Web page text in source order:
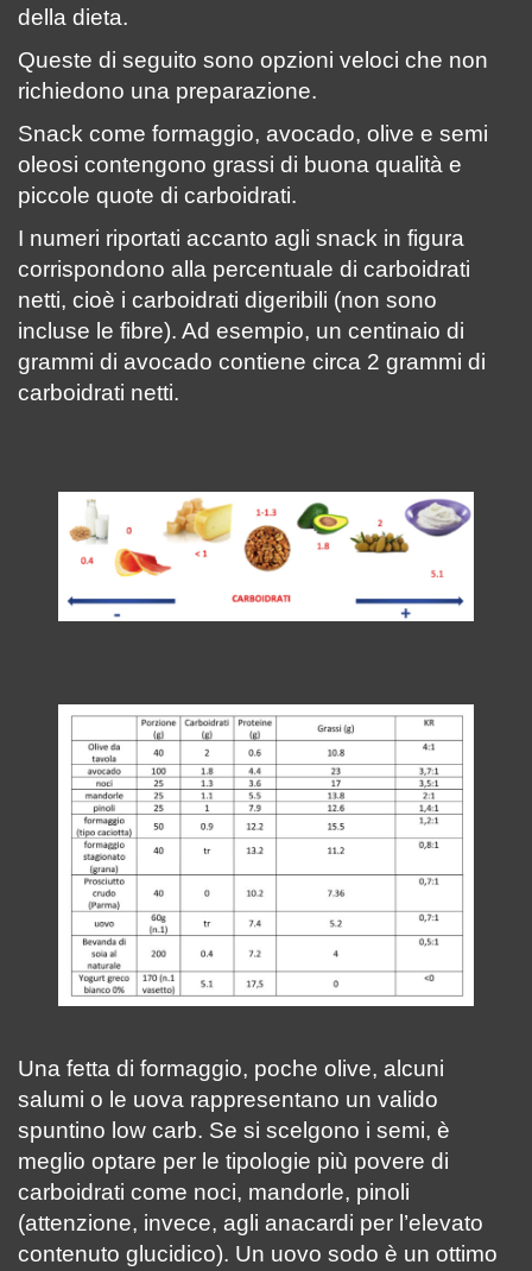
della dieta.
Queste di seguito sono opzioni veloci che non
richiedono una preparazione.
Snack come formaggio, avocado, olive e semi
oleosi contengono grassi di buona qualità e
piccole quote di carboidrati.
I numeri riportati accanto agli snack in figura
corrispondono alla percentuale di carboidrati
netti, cioè i carboidrati digeribili (non sono
incluse le fibre). Ad esempio, un centinaio di
grammi di avocado contiene circa 2 grammi di
carboidrati netti.
Una fetta di formaggio, poche olive, alcuni
salumi o le uova rappresentano un valido
spuntino low carb. Se si scelgono i semi, è
meglio optare per le tipologie più povere di
carboidrati come noci, mandorle, pinoli
(attenzione, invece, agli anacardi per l’elevato
contenuto glucidico). Un uovo sodo è un ottimo